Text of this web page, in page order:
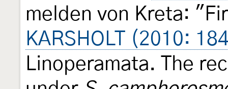
melden von Kreta:
KARSHOLT (2010:
Linoperamata. The